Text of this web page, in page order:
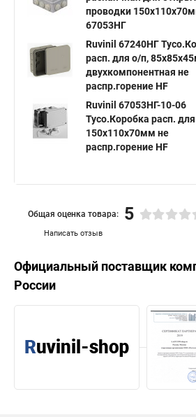
проводки
67053НГ
Ruvinil 67240НГ
расп. для о/п,
двухкомпонентная не
распр.горение HF
Ruvinil 67053НГ-10-06
Тусо.Коробка расп.
150х110х70мм не
распр.горение HF
Написать отзыв
Общая оценка товара: 5
Официальный поставщик
России